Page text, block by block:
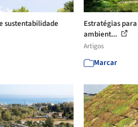
sustentabilidade
Estratégias
ambient...
Artigos
Marcar